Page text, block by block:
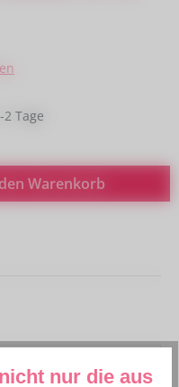
Tage
gewünschten
Warenkorb
nur die aus